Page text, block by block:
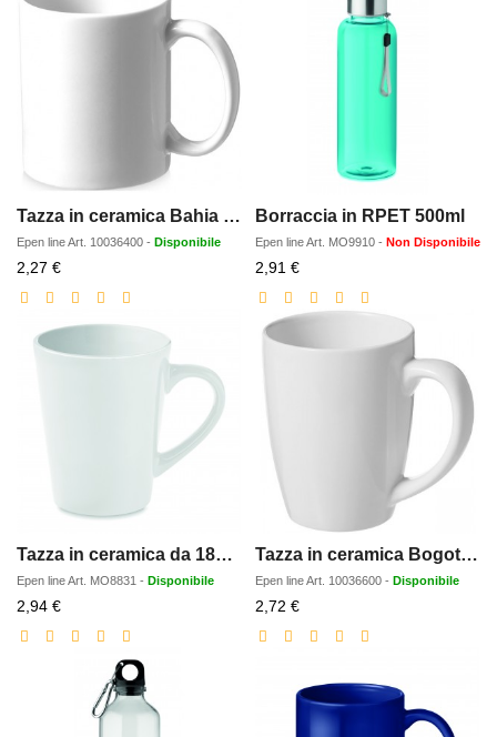
Tazza in ceramica Bahia da 330 ml
Epen lineArt. 10036400 - Disponibile
2,27 €Prezzo
scontato
Borraccia in RPET 500ml
Epen lineArt. MO9910 - Non Disponibile
2,91 €Prezzo
scontato
Tazza in ceramica da 180 ml.
Epen lineArt. MO8831 - Disponibile
2,94 €Prezzo
scontato
Tazza in ceramica Bogota da 350 ml
Epen lineArt. 10036600 - Disponibile
2,72 €Prezzo
scontato